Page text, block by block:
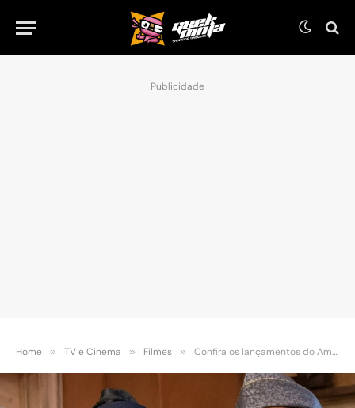
Publicidade
Home » TV e Cinema » Filmes » Confira os lançamentos do Amazon Prime de março!